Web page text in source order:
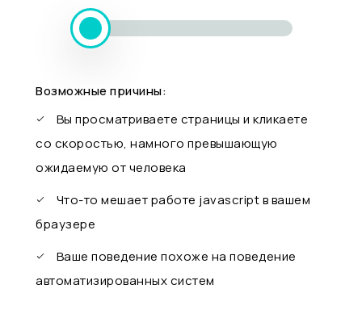
Возможные причины:
Вы просматриваете страницы и кликаете
со скоростью, намного превышающую
ожидаемую от человека
Что-то мешает работе javascript в вашем
браузере
Ваше поведение похоже на поведение
автоматизированных систем